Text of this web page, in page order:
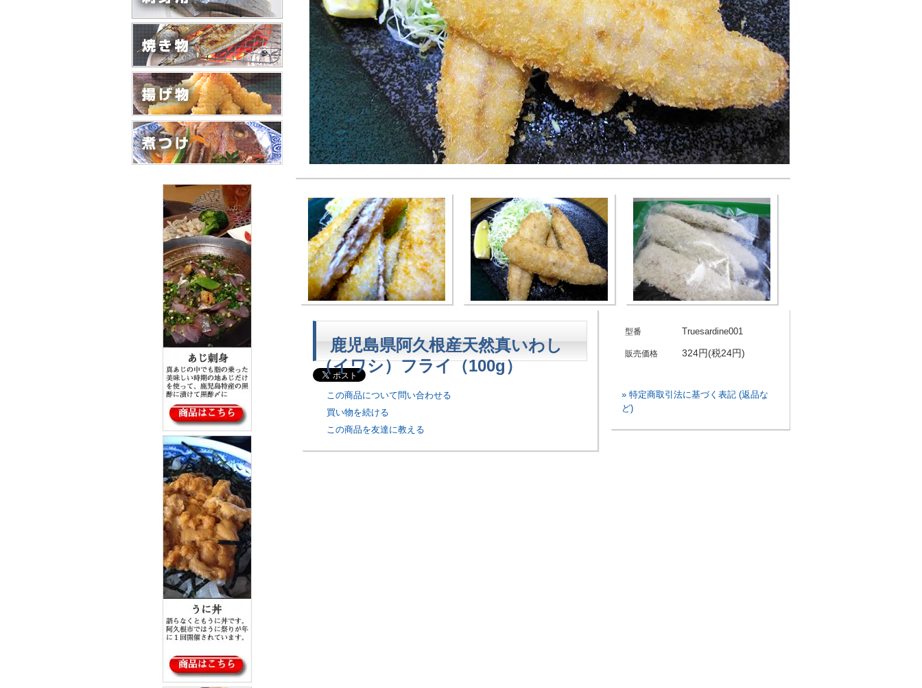
鹿児島県阿久根産天然真いわし
（イワシ）フライ（100g）
この商品について問い合わせる
買い物を続ける
この商品を友達に教える
型番 Truesardine001
販売価格 324円(税24円)
» 特定商取引法に基づく表記 (返品な
ど)